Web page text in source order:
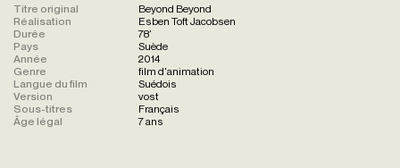
Titre original
Beyond Beyond
Réalisation
Esben Toft Jacobsen
Durée
78'
Pays
Suède
Année
2014
Genre
film d'animation
Langue du film
Suédois
Version
vost
Sous-titres
Français
Âge légal
7 ans